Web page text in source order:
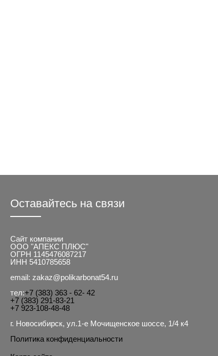
Оставайтесь на связи
Сайт компании
ООО "АПЕКС ПЛЮС"
ОГРН 1145476087217
ИНН 5410785658
email: zakaz@polikarbonat54.ru
тел:+7 (383) 363 - 62- 42
+7 (383) 291-83-21
+7 923-108-48-48
г. Новосибирск, ул.1-е Мочищенское шоссе, 1/4 к4
Политика конфиденциальности